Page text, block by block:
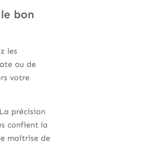
bon
les
ou de
votre
précision
confient la
maîtrise de